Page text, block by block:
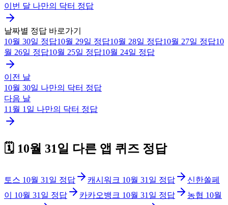
이번 달 나만의 닥터 정답
날짜별 정답 바로가기
10월 30일 정답10월 29일 정답10월 28일 정답10월 27일 정답10
월 26일 정답10월 25일 정답10월 24일 정답
이전 날
10월 30일 나만의 닥터 정답
다음 날
11월 1일 나만의 닥터 정답
🗓️ 10월 31일 다른 앱 퀴즈 정답
토스 10월 31일 정답 캐시워크 10월 31일 정답
신한쏠페
이
10월 31일 정답 카카오뱅크 10월 31일 정답 농협 10월